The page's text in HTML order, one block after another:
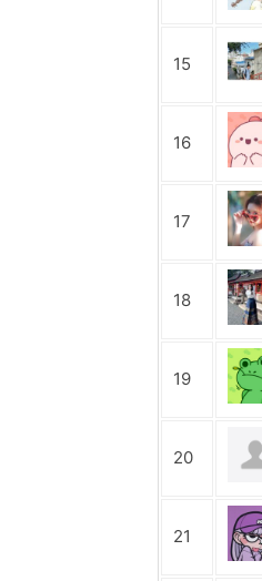
15
16
17
18
19
20
21